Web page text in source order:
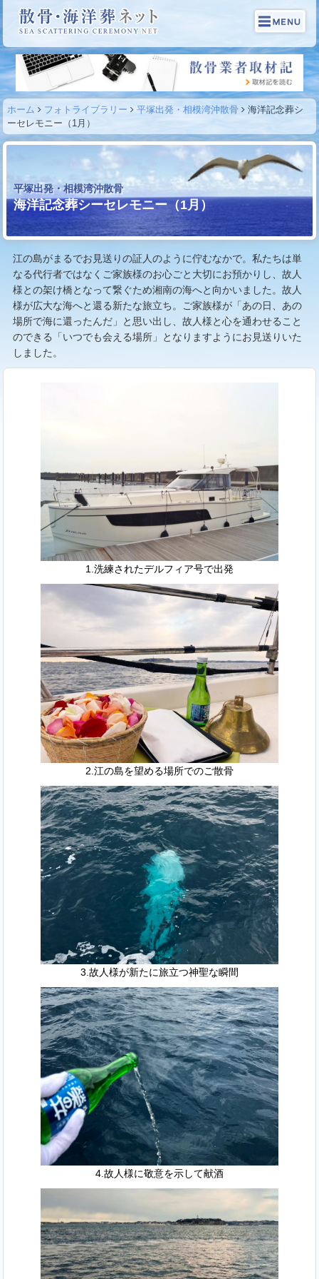
ホーム フォトライブラリー 平塚出発・相模湾沖散骨
海洋記念葬シ
ーセレモニー（1月）
平塚出発・相模湾沖散骨
海洋記念葬シーセレモニー（1月）
江の島がまるでお見送りの証人のように佇むなかで。私たちは単
なる代行者ではなくご家族様のお心ごと大切にお預かりし、故人
様との架け橋となって繋ぐため湘南の海へと向かいました。故人
様が広大な海へと還る新たな旅立ち。ご家族様が「あの日、あの
場所で海に還ったんだ」と思い出し、故人様と心を通わせること
のできる「いつでも会える場所」となりますようにお見送りいた
しました。
1.洗練されたデルフィア号で出発
2.江の島を望める場所でのご散骨
3.故人様が新たに旅立つ神聖な瞬間
4.故人様に敬意を示して献酒